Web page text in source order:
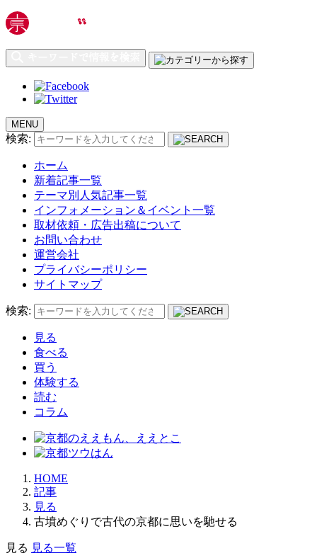
MENU
検索:
ホーム
新着記事一覧
テーマ別人気記事一覧
インフォメーション＆イベント一覧
取材依頼・広告出稿について
お問い合わせ
運営会社
プライバシーポリシー
サイトマップ
検索:
見る
食べる
買う
体験する
読む
コラム
HOME
記事
見る
古墳めぐりで古代の京都に思いを馳せる
見る 見る一覧